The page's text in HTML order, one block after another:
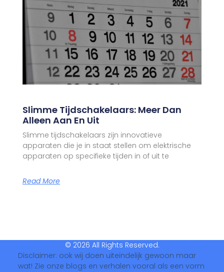
Slimme Tijdschakelaars: Meer Dan
Alleen Aan En Uit
Slimme tijdschakelaars zijn innovatieve
apparaten die je in staat stellen om elektrische
apparaten op specifieke tijden in of uit te
Read More
© 2026 All Rights Reserved.
Disclaimer: ook wij doen uiteindelijk gewoon maar
wat! Zie onze blogs en verhalen vooral als een vorm